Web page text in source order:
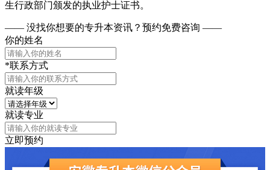
生行政部门颁发的执业护士证书。
—— 没找你想要的专升本资讯？ 预约免费咨询 ——
你的姓名
*联系方式
就读年级
就读专业
立即预约